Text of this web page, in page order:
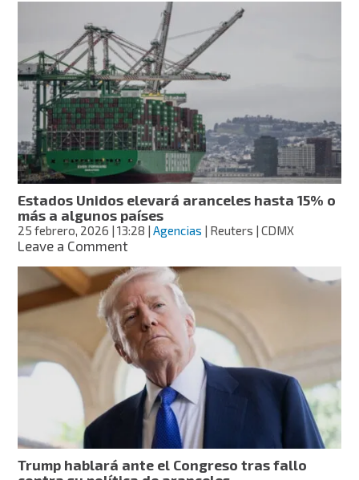
Trump:
Corte
niega
retraso
en
litigio
por
devoluciones
arancelarias
Estados Unidos elevará aranceles hasta 15% o
más a algunos países
25 febrero, 2026 | 13:28 |Agencias | Reuters | CDMX
Leave a Commenton
Unidos
elevará
aranceles
hasta
15%
o
más
algunos
países
Trump hablará ante el Congreso tras fallo